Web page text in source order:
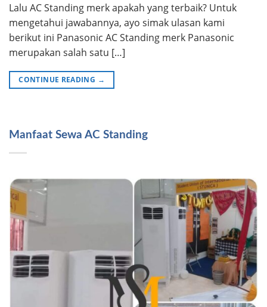
Lalu AC Standing merk apakah yang terbaik? Untuk
mengetahui jawabannya, ayo simak ulasan kami
berikut ini Panasonic AC Standing merk Panasonic
merupakan salah satu […]
CONTINUE READING →
Manfaat Sewa AC Standing